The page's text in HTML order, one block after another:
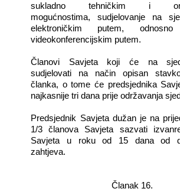
sukladno tehničkim i
mogućnostima, sudjelovanje na
elektroničkim putem,
videokonferencijskim putem.
Članovi Savjeta koji će na
sudjelovati na način opisan
članka, o tome će predsjednika
najkasnije tri dana prije održavanja
Predsjednik Savjeta dužan je na
1/3 članova Savjeta sazvati
Savjeta u roku od 15 dana od
zahtjeva.
Članak 16.